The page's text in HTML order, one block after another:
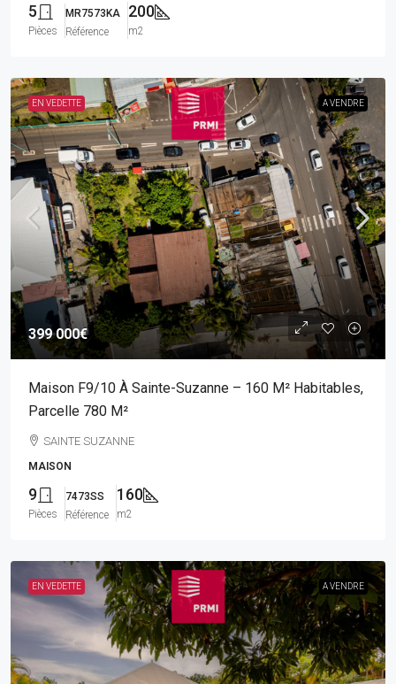
5
Pièces
MR7573KA
Référence
200
m2
EN VEDETTE A VENDRE
399 000€
Maison F9/10 À Sainte-Suzanne – 160 M² Habitables,
Parcelle 780 M²
SAINTE SUZANNE
MAISON
9
Pièces
7473SS
Référence
160
m2
EN VEDETTE A VENDRE